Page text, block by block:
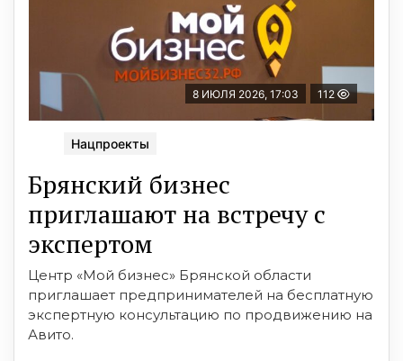
8 ИЮЛЯ 2026, 17:03 112
Нацпроекты
Брянский бизнес
приглашают на встречу с
экспертом
Центр «Мой бизнес» Брянской области
приглашает предпринимателей на бесплатную
экспертную консультацию по продвижению на
Авито.